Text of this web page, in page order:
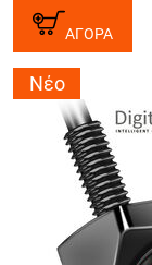
ΑΓΟΡΑ
Νέο